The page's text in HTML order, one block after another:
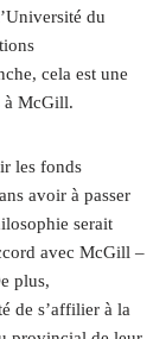
du
cela est une
à McGill.
les fonds
avoir à passer
serait
avec McGill –
plus,
de s’affilier à la